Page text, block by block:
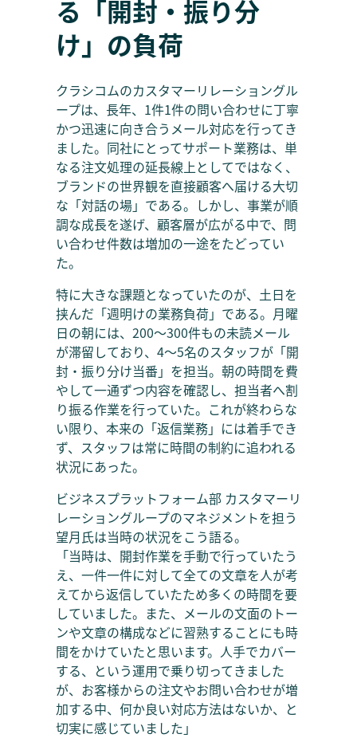
る「開封・振り分
け」の負荷
クラシコムのカスタマーリレーショングル
ープは、長年、1件1件の問い合わせに丁寧
かつ迅速に向き合うメール対応を行ってき
ました。同社にとってサポート業務は、単
なる注文処理の延長線上としてではなく、
ブランドの世界観を直接顧客へ届ける大切
な「対話の場」である。しかし、事業が順
調な成長を遂げ、顧客層が広がる中で、問
い合わせ件数は増加の一途をたどってい
た。
特に大きな課題となっていたのが、土日を
挟んだ「週明けの業務負荷」である。月曜
日の朝には、200〜300件もの未読メール
が滞留しており、4〜5名のスタッフが「開
封・振り分け当番」を担当。朝の時間を費
やして一通ずつ内容を確認し、担当者へ割
り振る作業を行っていた。これが終わらな
い限り、本来の「返信業務」には着手でき
ず、スタッフは常に時間の制約に追われる
状況にあった。
ビジネスプラットフォーム部 カスタマーリ
レーショングループのマネジメントを担う
望月氏は当時の状況をこう語る。
「当時は、開封作業を手動で行っていたう
え、一件一件に対して全ての文章を人が考
えてから返信していたため多くの時間を要
していました。また、メールの文面のトー
ンや文章の構成などに習熟することにも時
間をかけていたと思います。人手でカバー
する、という運用で乗り切ってきました
が、お客様からの注文やお問い合わせが増
加する中、何か良い対応方法はないか、と
切実に感じていました」